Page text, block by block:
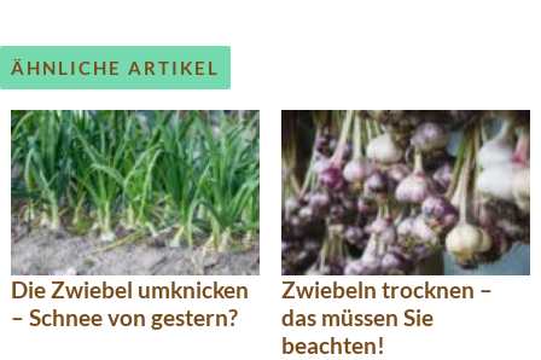
ÄHNLICHE ARTIKEL
Die Zwiebel umknicken
– Schnee von gestern?
Zwiebeln trocknen –
das müssen Sie
beachten!